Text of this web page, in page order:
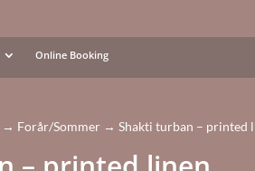
Online Booking
Forår/Sommer→ Shakti turban – printed